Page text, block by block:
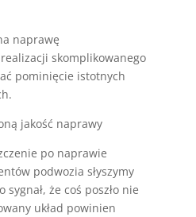
naprawę
skomplikowanego
pominięcie istotnych
jakość naprawy
po naprawie
podwozia słyszymy
że coś poszło nie
układ powinien